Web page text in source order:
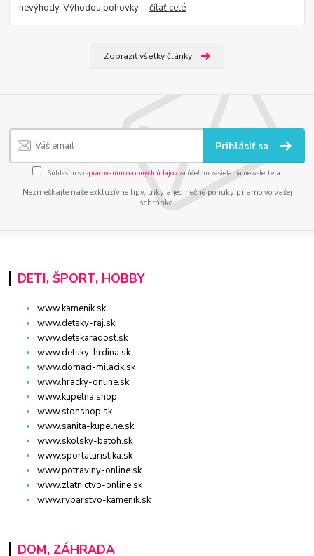
nevýhody. Výhodou pohovky ...čítať celé
Zobraziť všetky články
Prihlásiť sa
Súhlasím sospracovaním osobných údajov za účelom zasielania newslettera.
Nezmeškajte naše exkluzívne tipy, triky a jedinečné ponuky priamo vo vašej
schránke.
DETI, ŠPORT, HOBBY
www.kamenik.sk
www.detsky-raj.sk
www.detskaradost.sk
www.detsky-hrdina.sk
www.domaci-milacik.sk
www.hracky-online.sk
www.kupelna.shop
www.stonshop.sk
www.sanita-kupelne.sk
www.skolsky-batoh.sk
www.sportaturistika.sk
www.potraviny-online.sk
www.zlatnictvo-online.sk
www.rybarstvo-kamenik.sk
DOM, ZÁHRADA